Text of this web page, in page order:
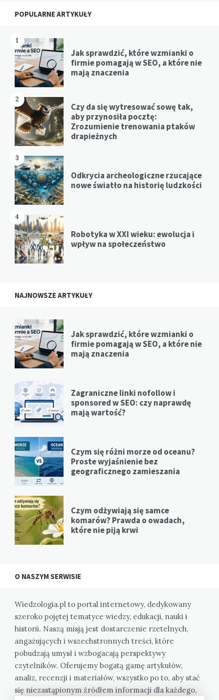
Widgets
POPULARNE ARTYKUŁY
1
Jak sprawdzić, które wzmianki o
firmie pomagają w SEO, a które nie
mają znaczenia
2
Czy da się wytresować sowę tak,
aby przynosiła pocztę:
Zrozumienie trenowania ptaków
drapieżnych
3
Odkrycia archeologiczne rzucające
nowe światło na historię ludzkości
4
Robotyka w XXI wieku: ewolucja i
wpływ na społeczeństwo
NAJNOWSZE ARTYKUŁY
Jak sprawdzić, które wzmianki o
firmie pomagają w SEO, a które nie
mają znaczenia
Zagraniczne linki nofollow i
sponsored w SEO: czy naprawdę
mają wartość?
Czym się różni morze od oceanu?
Proste wyjaśnienie bez
geograficznego zamieszania
Czym odżywiają się samce
komarów? Prawda o owadach,
które nie piją krwi
O NASZYM SERWISIE
Wiedzologia.pl to portal internetowy, dedykowany
szeroko pojętej tematyce wiedzy, edukacji, nauki i
historii. Naszą misją jest dostarczenie rzetelnych,
angażujących i wszechstronnych treści, które
pobudzają umysł i wzbogacają perspektywy
czytelników. Oferujemy bogatą gamę artykułów,
analiz, recenzji i materiałów, wszystko po to, aby stać
się niezastąpionym źródłem informacji dla każdego,